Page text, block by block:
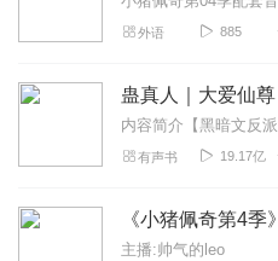
外语 885
有声书 19.17亿
《小猪佩奇第4季》
主播:帅气的leo